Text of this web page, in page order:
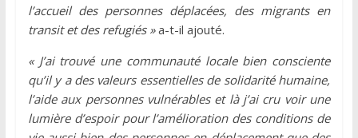
l’accueil des personnes déplacées, des migrants en
transit et des refugiés »a-t-il ajouté.
« J’ai trouvé une communauté locale bien consciente
qu’il y a des valeurs essentielles de solidarité humaine,
l’aide aux personnes vulnérables et là j’ai cru voir une
lumière d’espoir pour l’amélioration des conditions de